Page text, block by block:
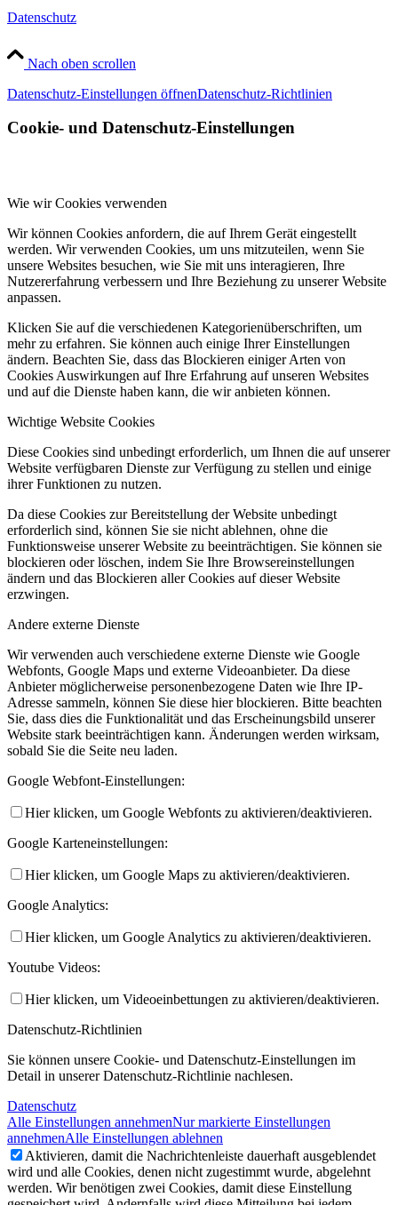
Datenschutz
Nach oben scrollen
Datenschutz-Einstellungen öffnenDatenschutz-Richtlinien
Cookie- und Datenschutz-Einstellungen
Wie wir Cookies verwenden
Wir können Cookies anfordern, die auf Ihrem Gerät eingestellt
werden. Wir verwenden Cookies, um uns mitzuteilen, wenn Sie
unsere Websites besuchen, wie Sie mit uns interagieren, Ihre
Nutzererfahrung verbessern und Ihre Beziehung zu unserer Website
anpassen.
Klicken Sie auf die verschiedenen Kategorienüberschriften, um
mehr zu erfahren. Sie können auch einige Ihrer Einstellungen
ändern. Beachten Sie, dass das Blockieren einiger Arten von
Cookies Auswirkungen auf Ihre Erfahrung auf unseren Websites
und auf die Dienste haben kann, die wir anbieten können.
Wichtige Website Cookies
Diese Cookies sind unbedingt erforderlich, um Ihnen die auf unserer
Website verfügbaren Dienste zur Verfügung zu stellen und einige
ihrer Funktionen zu nutzen.
Da diese Cookies zur Bereitstellung der Website unbedingt
erforderlich sind, können Sie sie nicht ablehnen, ohne die
Funktionsweise unserer Website zu beeinträchtigen. Sie können sie
blockieren oder löschen, indem Sie Ihre Browsereinstellungen
ändern und das Blockieren aller Cookies auf dieser Website
erzwingen.
Andere externe Dienste
Wir verwenden auch verschiedene externe Dienste wie Google
Webfonts, Google Maps und externe Videoanbieter. Da diese
Anbieter möglicherweise personenbezogene Daten wie Ihre IP-
Adresse sammeln, können Sie diese hier blockieren. Bitte beachten
Sie, dass dies die Funktionalität und das Erscheinungsbild unserer
Website stark beeinträchtigen kann. Änderungen werden wirksam,
sobald Sie die Seite neu laden.
Google Webfont-Einstellungen:
Hier klicken, um Google Webfonts zu aktivieren/deaktivieren.
Google Karteneinstellungen:
Hier klicken, um Google Maps zu aktivieren/deaktivieren.
Google Analytics:
Hier klicken, um Google Analytics zu aktivieren/deaktivieren.
Youtube Videos:
Hier klicken, um Videoeinbettungen zu aktivieren/deaktivieren.
Datenschutz-Richtlinien
Sie können unsere Cookie- und Datenschutz-Einstellungen im
Detail in unserer Datenschutz-Richtlinie nachlesen.
Datenschutz
Alle Einstellungen annehmenNur markierte Einstellungen
annehmenAlle Einstellungen ablehnen
Aktivieren, damit die Nachrichtenleiste dauerhaft ausgeblendet
wird und alle Cookies, denen nicht zugestimmt wurde, abgelehnt
werden. Wir benötigen zwei Cookies, damit diese Einstellung